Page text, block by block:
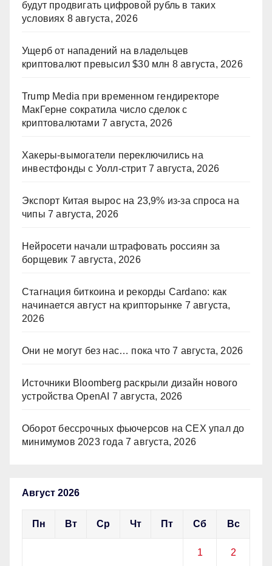
будут продвигать цифровой рубль в таких
условиях 8 августа, 2026
Ущерб от нападений на владельцев
криптовалют превысил $30 млн 8 августа, 2026
Trump Media при временном гендиректоре
МакГерне сократила число сделок с
криптовалютами 7 августа, 2026
Хакеры-вымогатели переключились на
инвестфонды с Уолл-стрит 7 августа, 2026
Экспорт Китая вырос на 23,9% из-за спроса на
чипы 7 августа, 2026
Нейросети начали штрафовать россиян за
борщевик 7 августа, 2026
Стагнация биткоина и рекорды Cardano: как
начинается август на крипторынке 7 августа,
2026
Они не могут без нас… пока что 7 августа, 2026
Источники Bloomberg раскрыли дизайн нового
устройства OpenAI 7 августа, 2026
Оборот бессрочных фьючерсов на CEX упал до
минимумов 2023 года 7 августа, 2026
Август 2026
Пн Вт Ср Чт Пт Сб Вс
1 2